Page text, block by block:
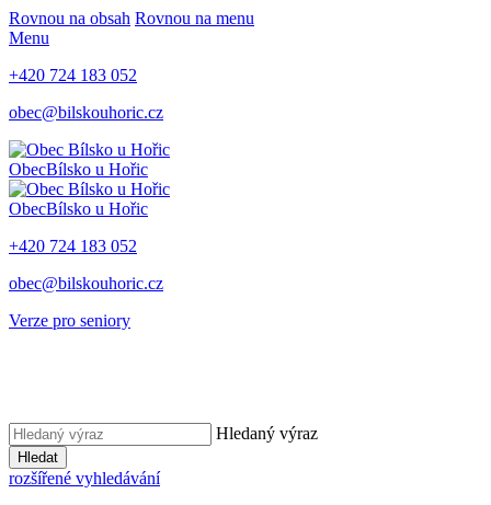
Rovnou na obsah Rovnou na menu
Menu
+420 724 183 052
obec@bilskouhoric.cz
ObecBílsko u Hořic
ObecBílsko u Hořic
+420 724 183 052
obec@bilskouhoric.cz
Verze pro seniory
Hledaný výraz
Hledat
rozšířené vyhledávání